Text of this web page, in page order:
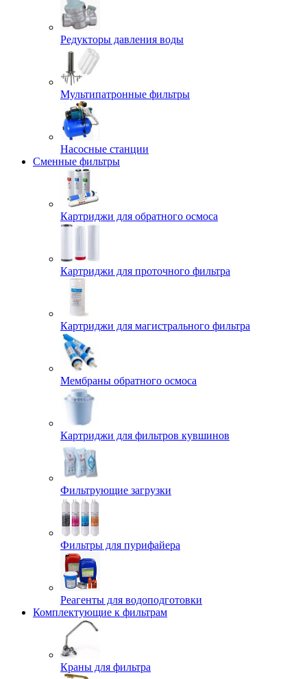
Редукторы давления воды
Мультипатронные фильтры
Насосные станции
Сменные фильтры
Картриджи для обратного осмоса
Картриджи для проточного фильтра
Картриджи для магистрального фильтра
Мембраны обратного осмоса
Картриджи для фильтров кувшинов
Фильтрующие загрузки
Фильтры для пурифайера
Реагенты для водоподготовки
Комплектующие к фильтрам
Краны для фильтра